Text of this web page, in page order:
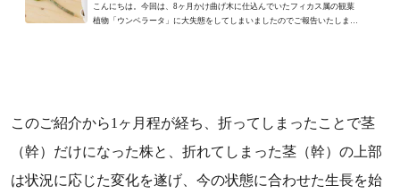
こんにちは。今回は、8ヶ月かけ曲げ木に仕込んでいたフィカス属の観葉
植物「ウンベラータ」に大失態をしてしまいましたのでご報告いたしま
このご紹介から1ヶ月程が経ち、折ってしまったことで茎
（幹）だけになった株と、折れてしまった茎（幹）の上部
は状況に応じた変化を遂げ、今の状態に合わせた生長を始